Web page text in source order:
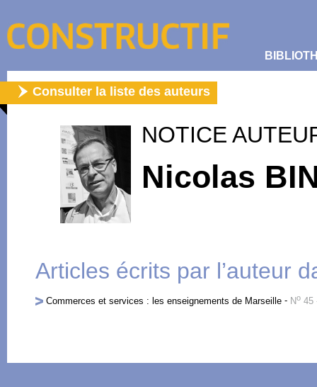
Consulter la liste des auteurs
NOTICE
Nicolas
Articles écrits par l’auteur
Commerces et services : les enseignements de Marseille - No 45